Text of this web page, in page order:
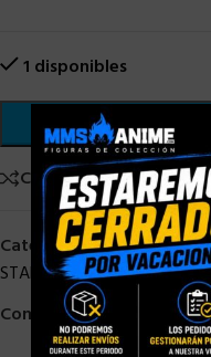
1 disponibles
Comparar Añadir
Categorías:HASBRO,
STAR WARS,STOCK/
Compartir: